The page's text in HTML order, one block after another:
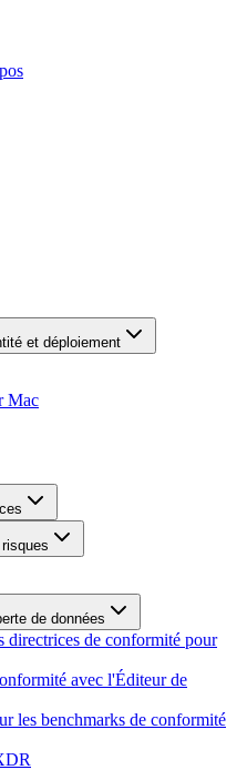
et déploiement
Mac
de données
directrices de conformité pour
avec l'Éditeur de
les benchmarks de conformité